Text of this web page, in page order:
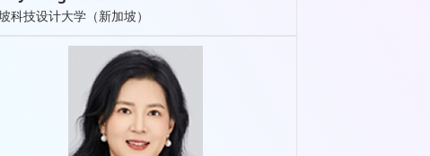
科技设计大学（新加坡）